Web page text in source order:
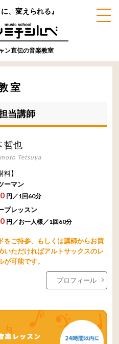
、変えられる』
ン直伝の音楽教室
室
当講師
哲也
Tetsuya
料】
ーマン
円／1回60分
プレッスン
円／お一人様／1回60分
をご持参、もしくは講師からお買
いただければアルトサックスのレ
が可能です。
プロフィール